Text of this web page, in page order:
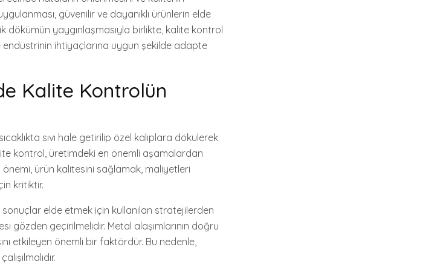
güvenilir ve dayanıklı ürünlerin elde
dökümün yaygınlaşmasıyla birlikte, kalite kontrol
ihtiyaçlarına uygun şekilde adapte
Kalite Kontrolün
sıvı hale getirilip özel kalıplara dökülerek
kontrol, üretimdeki en önemli aşamalardan
ürün kalitesini sağlamak, maliyetleri
kritiktir.
elde etmek için kullanılan stratejilerden
gözden geçirilmelidir. Metal alaşımlarının doğru
etkileyen önemli bir faktördür. Bu nedenle,